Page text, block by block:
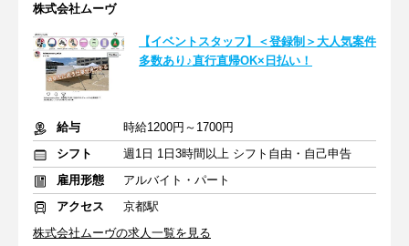
株式会社ムーヴ
【イベントスタッフ】＜登録制＞大人気案件
多数あり♪直行直帰OK×日払い！
給与
時給1200円～1700円
シフト
週1日 1日3時間以上 シフト自由・自己申告
雇用形態
アルバイト・パート
アクセス
京都駅
株式会社ムーヴの求人一覧を見る